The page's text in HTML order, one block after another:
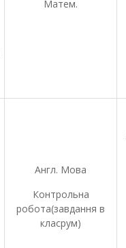
Матем.
Англ. Мова
Контрольна
робота(завдання в
класрум)